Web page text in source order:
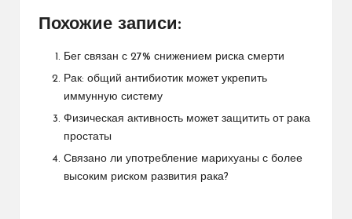
Похожие записи:
Бег связан с 27% снижением риска смерти
Рак: общий антибиотик может укрепить
иммунную систему
Физическая активность может защитить от рака
простаты
Связано ли употребление марихуаны с более
высоким риском развития рака?